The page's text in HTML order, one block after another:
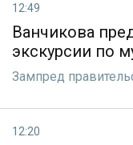
12:49
Ванчикова
экскурсии по
Зампред
12:20